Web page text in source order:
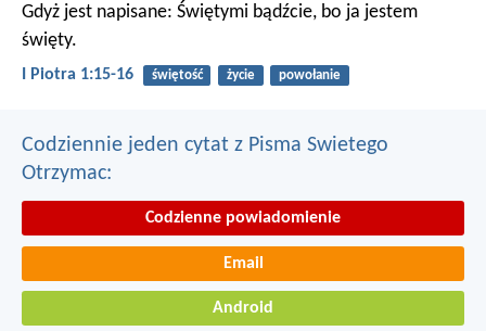
Gdyż jest napisane: Świętymi bądźcie, bo ja jestem
święty.
I Piotra 1:15-16 świętość życie powołanie
Codziennie jeden cytat z Pisma Swietego
Otrzymac:
Codzienne powiadomienie
Email
Android